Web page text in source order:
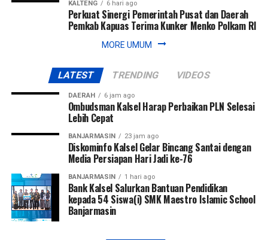
KALTENG 6 hari ago
Perkuat Sinergi Pemerintah Pusat dan Daerah
Pemkab Kapuas Terima Kunker Menko Polkam RI
MORE UMUM
LATEST TRENDING VIDEOS
DAERAH 6 jam ago
Ombudsman Kalsel Harap Perbaikan PLN Selesai
Lebih Cepat
BANJARMASIN 23 jam ago
Diskominfo Kalsel Gelar Bincang Santai dengan
Media Persiapan Hari Jadi ke-76
BANJARMASIN 1 hari ago
Bank Kalsel Salurkan Bantuan Pendidikan
kepada 54 Siswa(i) SMK Maestro Islamic School
Banjarmasin